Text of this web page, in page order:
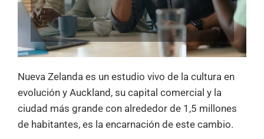
Nueva Zelanda es un estudio vivo de la cultura en
evolución y Auckland, su capital comercial y la
ciudad más grande con alrededor de 1,5 millones
de habitantes, es la encarnación de este cambio.